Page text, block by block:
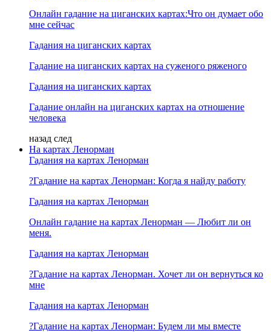
Онлайн гадание на циганских картах:Что он думает обо
мне сейчас
Гадания на циганских картах
Гадание на циганских картах на суженого ряженого
Гадания на циганских картах
Гадание онлайн на циганских картах на отношение
человека
назад след
На картах Ленорман
Гадания на картах Ленорман
?Гадание на картах Ленорман: Когда я найду работу
Гадания на картах Ленорман
Онлайн гадание на картах Ленорман — Любит ли он
меня.
Гадания на картах Ленорман
?Гадание на картах Ленорман. Хочет ли он вернуться ко
мне
Гадания на картах Ленорман
?Гадание на картах Ленорман: Будем ли мы вместе